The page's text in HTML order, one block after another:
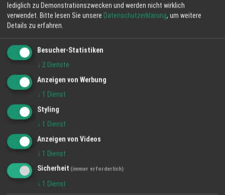
Tierheim
lediglich zu Demonstrationszwecken und werden nicht wirklich
verwendet. Bitte lesen Sie unsere Datenschutzerklärung, um weitere
Details zu erfahren.
Besucher-Statistiken
↓ 2 Dienste
Anzeigen von Werbung
↓ 1 Dienst
Styling
↓ 1 Dienst
Anzeigen von Videos
↓ 1 Dienst
Sicherheit (immer erforderlich)
↓ 1 Dienst